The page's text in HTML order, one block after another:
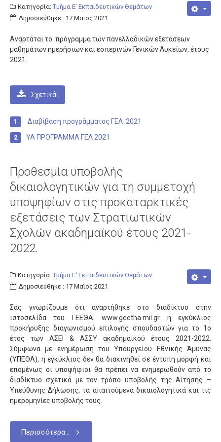
Κατηγορία: Τμήμα Ε' Εκπαιδευτικών Θεμάτων
Δημοσιεύθηκε : 17 Μαϊος 2021
Αναρτάται το πρόγραμμα των πανελλαδικών εξετάσεων
μαθημάτων ημερήσιων και εσπερινών Γενικών Λυκείων, έτους
2021.
Σχετικά:
Διαβίβαση προγράμματος ΓΕΛ 2021
ΥΑ ΠΡΟΓΡΑΜΜΑ ΓΕΛ 2021
Προθεσμία υποβολής
δικαιολογητικών για τη συμμετοχή
υποψηφίων στις προκαταρκτικές
εξετάσεις των Στρατιωτικών
Σχολών ακαδημαϊκού έτους 2021-
2022.
Κατηγορία: Τμήμα Ε' Εκπαιδευτικών Θεμάτων
Δημοσιεύθηκε : 17 Μαϊος 2021
Σας γνωρίζουμε ότι αναρτήθηκε στο διαδίκτυο στην
ιστοσελίδα του ΓΕΕΘΑ: www.geetha.mil.gr η εγκύκλιος
προκήρυξης διαγωνισμού επιλογής σπουδαστών για το 1ο
έτος των ΑΣΕΙ & ΑΣΣΥ ακαδημαϊκού έτους 2021-2022.
Σύμφωνα με ενημέρωση του Υπουργείου Εθνικής Άμυνας
(ΥΠΕΘΑ), η εγκύκλιος δεν θα διακινηθεί σε έντυπη μορφή και
επομένως οι υποψήφιοι θα πρέπει να ενημερωθούν από το
διαδίκτυο σχετικά με τον τρόπο υποβολής της Αίτησης –
Υπεύθυνης Δήλωσης, τα απαιτούμενα δικαιολογητικά και τις
ημερομηνίες υποβολής τους.
Περισσότερα...